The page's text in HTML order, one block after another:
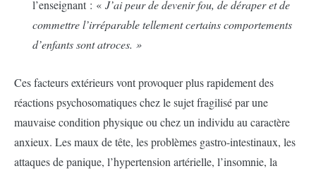
l’enseignant : « J’ai peur de devenir fou, de déraper et de
commettre l’irréparable tellement certains comportements
d’enfants sont atroces. »
Ces facteurs extérieurs vont provoquer plus rapidement des
réactions psychosomatiques chez le sujet fragilisé par une
mauvaise condition physique ou chez un individu au caractère
anxieux. Les maux de tête, les problèmes gastro-intestinaux, les
attaques de panique, l’hypertension artérielle, l’insomnie, la